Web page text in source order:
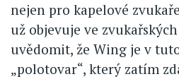
nejen pro kapelové
už objevuje ve
uvědomit, že Wing je v
„polotovar“, který zatím